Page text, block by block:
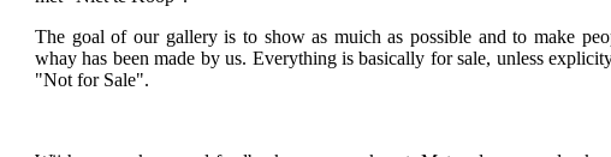
The goal of our gallery is to show as muich as possible and to make
whay has been made by us. Everything is basically for sale, unless
"Not for Sale".